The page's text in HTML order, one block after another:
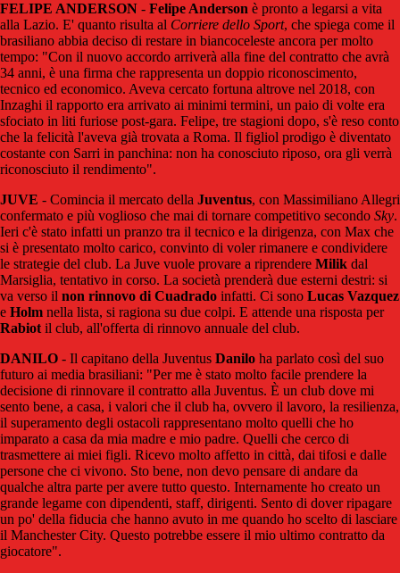
FELIPE ANDERSON - Felipe Anderson è pronto a legarsi a vita
alla Lazio. E' quanto risulta al Corriere dello Sport, che spiega come il
brasiliano abbia deciso di restare in biancoceleste ancora per molto
tempo: "Con il nuovo accordo arriverà alla fine del contratto che avrà
34 anni, è una firma che rappresenta un doppio riconoscimento,
tecnico ed economico. Aveva cercato fortuna altrove nel 2018, con
Inzaghi il rapporto era arrivato ai minimi termini, un paio di volte era
sfociato in liti furiose post-gara. Felipe, tre stagioni dopo, s'è reso conto
che la felicità l'aveva già trovata a Roma. Il figliol prodigo è diventato
costante con Sarri in panchina: non ha conosciuto riposo, ora gli verrà
riconosciuto il rendimento".
JUVE - Comincia il mercato della Juventus, con Massimiliano Allegri
confermato e più voglioso che mai di tornare competitivo secondo Sky.
Ieri c'è stato infatti un pranzo tra il tecnico e la dirigenza, con Max che
si è presentato molto carico, convinto di voler rimanere e condividere
le strategie del club. La Juve vuole provare a riprendere Milik dal
Marsiglia, tentativo in corso. La società prenderà due esterni destri: si
va verso il non rinnovo di Cuadrado infatti. Ci sono Lucas Vazquez
e Holm nella lista, si ragiona su due colpi. E attende una risposta per
Rabiot il club, all'offerta di rinnovo annuale del club.
DANILO - Il capitano della Juventus Danilo ha parlato così del suo
futuro ai media brasiliani: "Per me è stato molto facile prendere la
decisione di rinnovare il contratto alla Juventus. È un club dove mi
sento bene, a casa, i valori che il club ha, ovvero il lavoro, la resilienza,
il superamento degli ostacoli rappresentano molto quelli che ho
imparato a casa da mia madre e mio padre. Quelli che cerco di
trasmettere ai miei figli. Ricevo molto affetto in città, dai tifosi e dalle
persone che ci vivono. Sto bene, non devo pensare di andare da
qualche altra parte per avere tutto questo. Internamente ho creato un
grande legame con dipendenti, staff, dirigenti. Sento di dover ripagare
un po' della fiducia che hanno avuto in me quando ho scelto di lasciare
il Manchester City. Questo potrebbe essere il mio ultimo contratto da
giocatore".